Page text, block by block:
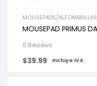
MOUSEPADS/ALFOMBRILLAS
MOUSEPAD PRIMUS
0 Reviews
$39.99 Incluye IVA